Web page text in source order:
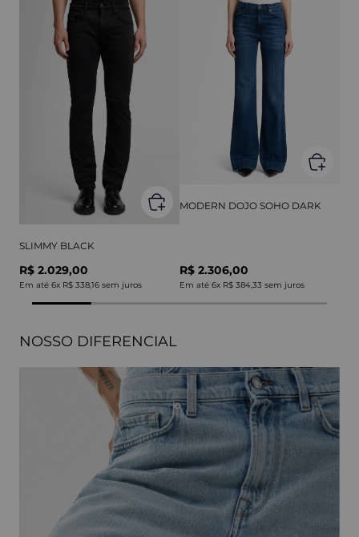
SLIMMY BLACK
R$ 2.029,00
Em até 6x R$ 338,16 sem juros
MODERN DOJO SOHO DARK
R$ 2.306,00
Em até 6x R$ 384,33 sem juros
NOSSO DIFERENCIAL